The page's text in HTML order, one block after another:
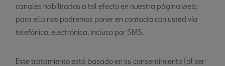
canales habilitados a tal efecto en nuestra página web;
para ello nos podremos poner en contacto con usted vía
telefónica, electrónica, incluso por SMS.
Este tratamiento está basado en su consentimiento (al ser